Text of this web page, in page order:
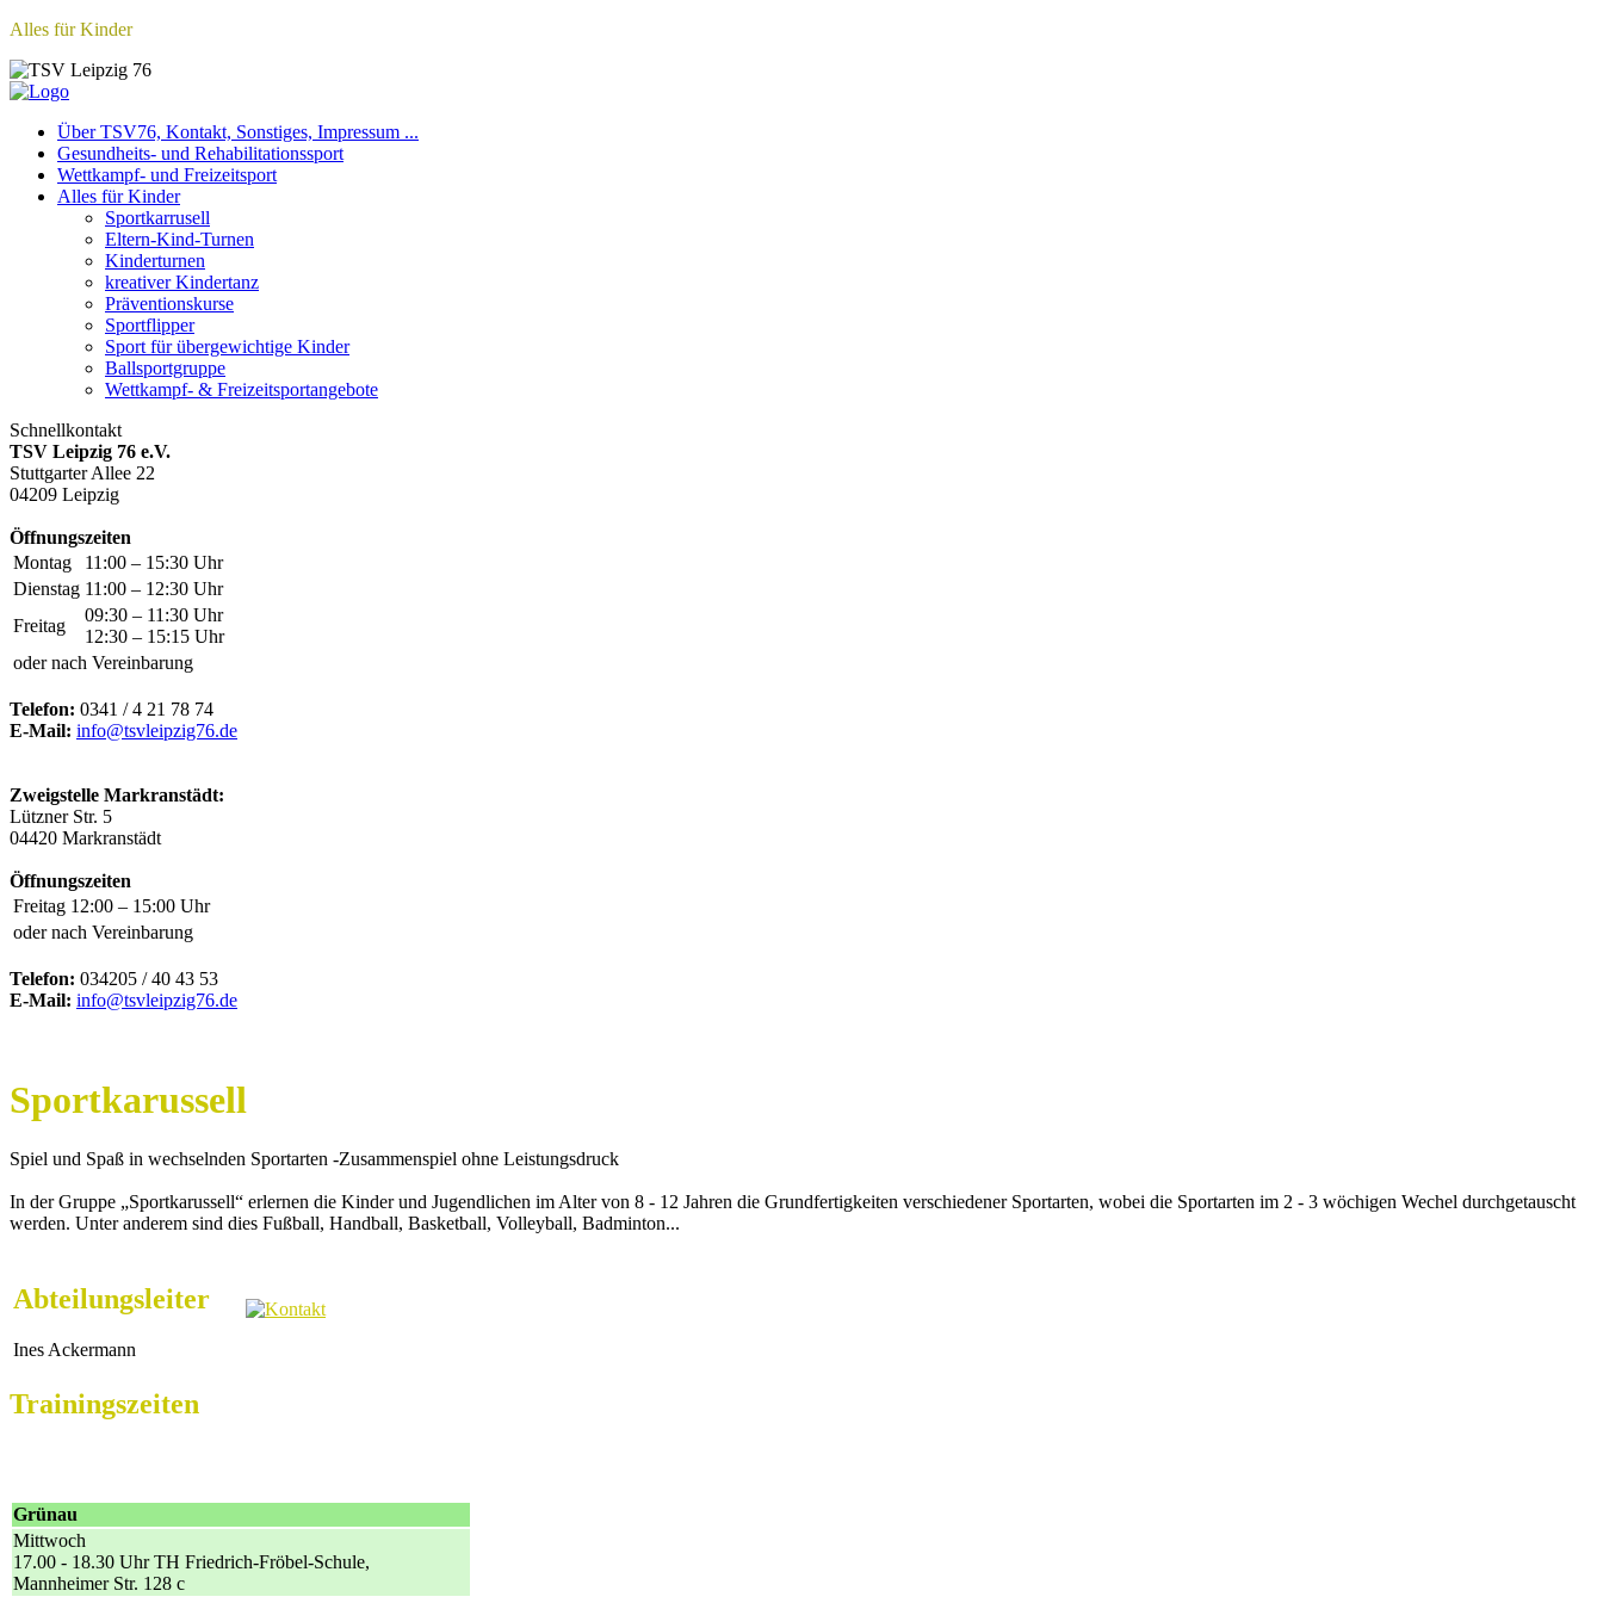
Alles für Kinder
Über TSV76, Kontakt, Sonstiges, Impressum ...
Gesundheits- und Rehabilitationssport
Wettkampf- und Freizeitsport
Alles für Kinder
Sportkarrusell
Eltern-Kind-Turnen
Kinderturnen
kreativer Kindertanz
Präventionskurse
Sportflipper
Sport für übergewichtige Kinder
Ballsportgruppe
Wettkampf- & Freizeitsportangebote
Schnellkontakt
TSV Leipzig 76 e.V.
Stuttgarter Allee 22
04209 Leipzig
Öffnungszeiten
Montag
11:00 – 15:30 Uhr
Dienstag 11:00 – 12:30 Uhr
Freitag
09:30 – 11:30 Uhr
12:30 – 15:15 Uhr
oder nach Vereinbarung
Telefon: 0341 / 4 21 78 74
E-Mail: info@tsvleipzig76.de
Zweigstelle Markranstädt:
Lützner Str. 5
04420 Markranstädt
Öffnungszeiten
Freitag 12:00 – 15:00 Uhr
oder nach Vereinbarung
Telefon: 034205 / 40 43 53
E-Mail: info@tsvleipzig76.de
Sportkarussell
Spiel und Spaß in wechselnden Sportarten -Zusammenspiel ohne Leistungsdruck
In der Gruppe „Sportkarussell“ erlernen die Kinder und Jugendlichen im Alter von 8 - 12 Jahren die Grundfertigkeiten verschiedener Sportarten, wobei die Sportarten im 2 - 3 wöchigen Wechel durchgetauscht
werden. Unter anderem sind dies Fußball, Handball, Basketball, Volleyball, Badminton...
Abteilungsleiter
Ines Ackermann
Trainingszeiten
Grünau
Mittwoch
17.00 - 18.30 Uhr TH Friedrich-Fröbel-Schule,
Mannheimer Str. 128 c